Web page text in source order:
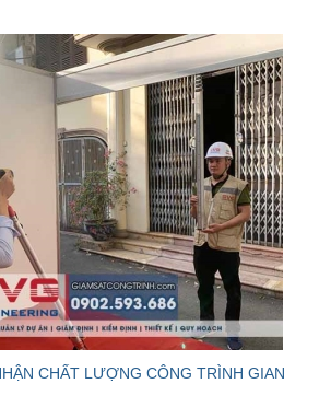
CHẤT LƯỢNG CÔNG TRÌNH GIAN